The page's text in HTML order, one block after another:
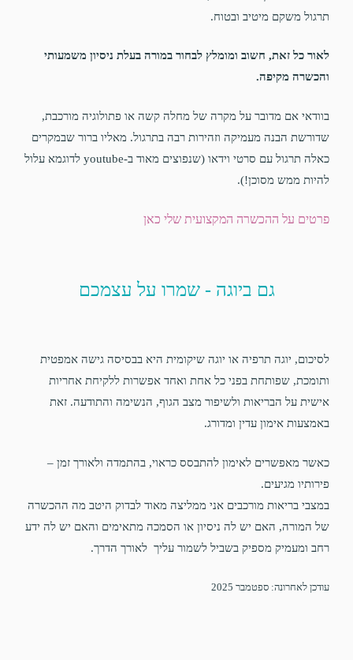
תרגול משקם מיטיב ובטוח.
לאור כל זאת, חשוב ומומלץ לבחור במורה בעלת ניסיון משמעותי
והכשרה מקיפה.
בוודאי אם מדובר על מקרה של מחלה קשה או פתולוגיה מורכבת,
שדורשת הבנה מעמיקה וזהירות רבה בתרגול. מאליו ברור שבמקרים
כאלה תרגול עם סרטי וידאו (שנפוצים מאוד ב-youtube לדוגמא עלול
להיות ממש מסוכן!).
פרטים על ההכשרה המקצועית שלי כאן
גם ביוגה - שמרו על עצמכם
לסיכום, יוגה תרפיה או יוגה שיקומית היא בבסיסה גישה אמפטית
ותומכת, שפותחת בפני כל אחת ואחד אפשרות ללקיחת אחריות
אישית על הבריאות ולשיפור מצב הגוף, הנשימה והתודעה. זאת
באמצעות אימון עדין ומדורג.
כאשר מאפשרים לאימון להתבסס כראוי, בהתמדה ולאורך זמן –
פירותיו מגיעים.
במצבי בריאות מורכבים אני ממליצה מאוד לבדוק היטב מה ההכשרה
של המורה, האם יש לה ניסיון או הסמכה מתאימים והאם יש לה ידע
רחב ומעמיק מספיק בשביל לשמור עליך לאורך הדרך.
עודכן לאחרונה: ספטמבר 2025